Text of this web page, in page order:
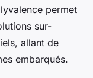
permet
sur-
allant de
embarqués.